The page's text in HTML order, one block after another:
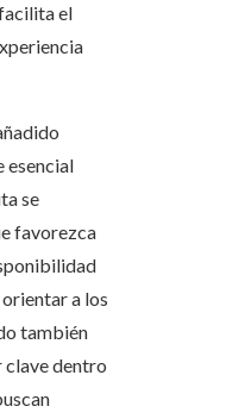
el
esencial
se
favorezca
a los
también
clave dentro